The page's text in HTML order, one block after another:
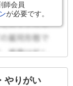
師会員
が必要です。
やりがい